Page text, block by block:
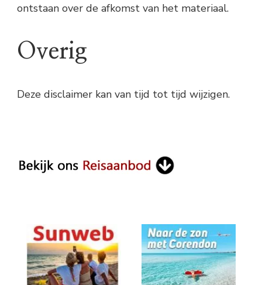
ontstaan over de afkomst van het materiaal.
Overig
Deze disclaimer kan van tijd tot tijd wijzigen.